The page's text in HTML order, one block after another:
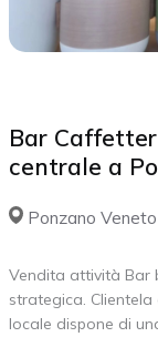
Bar
centrale a
Ponzano
Vendita attività Bar
strategica.
locale dispone di